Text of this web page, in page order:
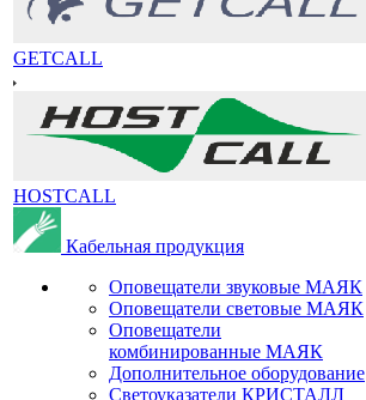
GETCALL
HOSTCALL
Кабельная продукция
Оповещатели звуковые МАЯК
Оповещатели световые МАЯК
Оповещатели
комбинированные МАЯК
Дополнительное оборудование
Светоуказатели КРИСТАЛЛ